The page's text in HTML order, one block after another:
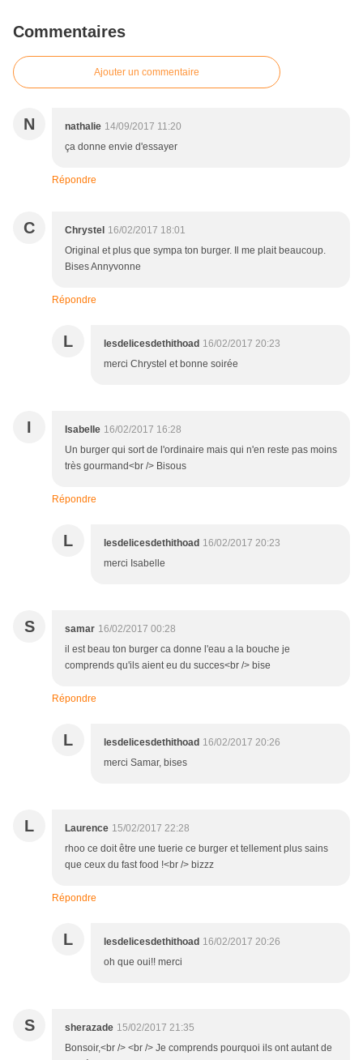
Commentaires
Ajouter un commentaire
N nathalie 14/09/2017 11:20
ça donne envie d'essayer
Répondre
C Chrystel 16/02/2017 18:01
Original et plus que sympa ton burger. Il me plait beaucoup.
Bises Annyvonne
Répondre
L lesdelicesdethithoad 16/02/2017 20:23
merci Chrystel et bonne soirée
I Isabelle 16/02/2017 16:28
Un burger qui sort de l'ordinaire mais qui n'en reste pas moins
très gourmand<br /> Bisous
Répondre
L lesdelicesdethithoad 16/02/2017 20:23
merci Isabelle
S samar 16/02/2017 00:28
il est beau ton burger ca donne l'eau a la bouche je
comprends qu'ils aient eu du succes<br /> bise
Répondre
L lesdelicesdethithoad 16/02/2017 20:26
merci Samar, bises
L Laurence 15/02/2017 22:28
rhoo ce doit être une tuerie ce burger et tellement plus sains
que ceux du fast food !<br /> bizzz
Répondre
L lesdelicesdethithoad 16/02/2017 20:26
oh que oui!! merci
S sherazade 15/02/2017 21:35
Bonsoir,<br /> <br /> Je comprends pourquoi ils ont autant de